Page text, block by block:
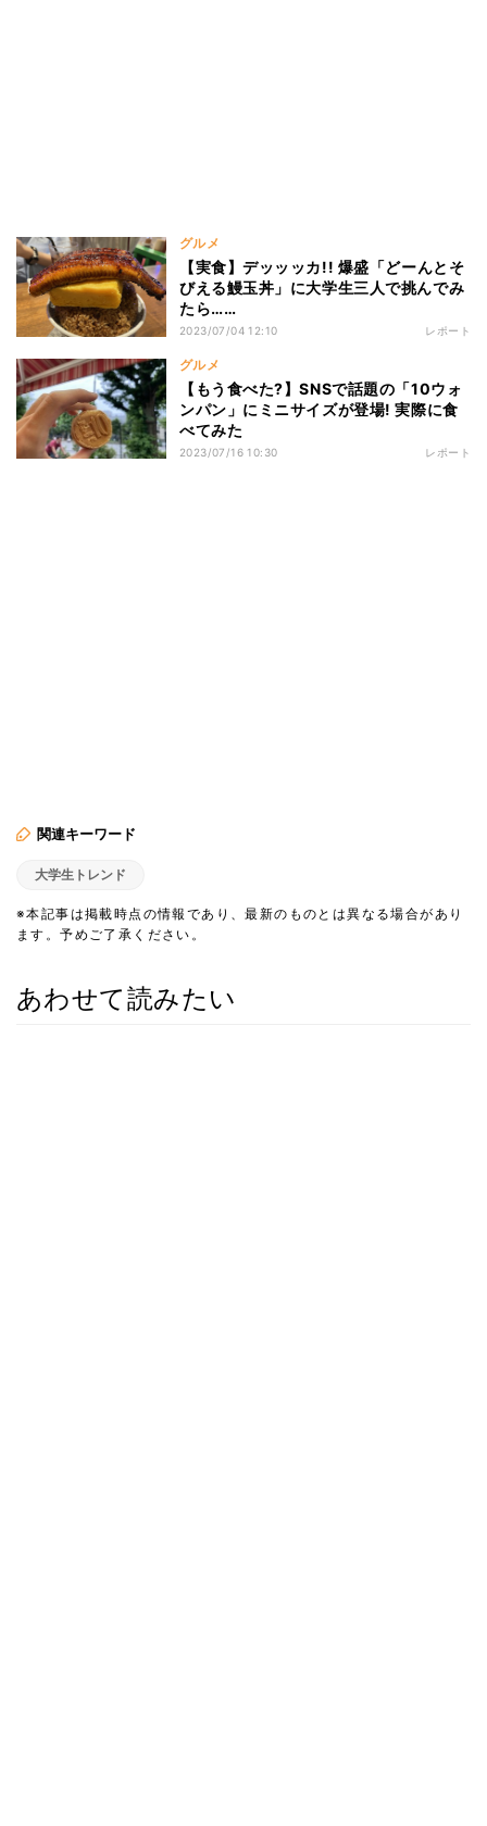
グルメ
【実食】デッッッカ!! 爆盛「どーんとそ
びえる鰻玉丼」に大学生三人で挑んでみ
たら……
2023/07/04 12:10 レポート
グルメ
【もう食べた?】SNSで話題の「10ウォ
ンパン」にミニサイズが登場! 実際に食
べてみた
2023/07/16 10:30 レポート
関連キーワード
大学生トレンド
※本記事は掲載時点の情報であり、最新のものとは異なる場合があり
ます。予めご了承ください。
あわせて読みたい